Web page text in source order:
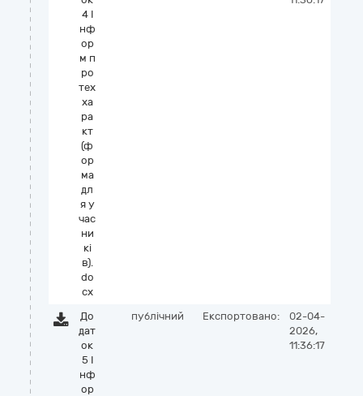
4 І
нф
ор
м п
ро
тех
ха
ра
кт
(ф
ор
ма
дл
я у
час
ни
кі
в).
do
cx
До
дат
ок
5 І
нф
ор
публічний Експортовано:
02-04-
2026,
11:36:17